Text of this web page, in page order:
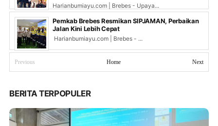
Harianbumiayu.com | Brebes - Upaya...
Pemkab Brebes Resmikan SIPJAMAN, Perbaikan
Jalan Kini Lebih Cepat
Harianbumiayu.com | Brebes - ...
Previous Next
Home
BERITA TERPOPULER